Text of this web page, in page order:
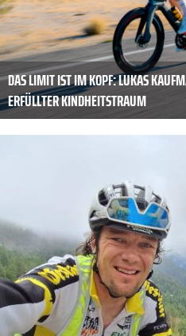
DAS LIMIT IST IM KOPF: LUKAS
ERFÜLLTER KINDHEITSTRAUM